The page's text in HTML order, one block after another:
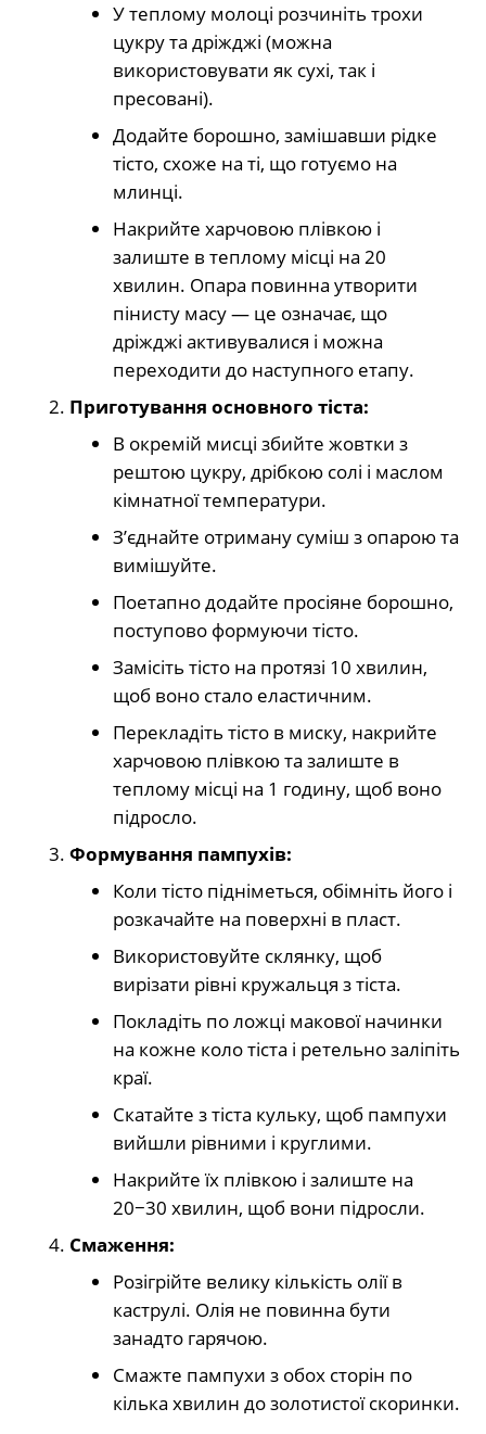
У теплому молоці розчиніть трохи
цукру та дріжджі (можна
використовувати як сухі, так і
пресовані).
Додайте борошно, замішавши рідке
тісто, схоже на ті, що готуємо на
млинці.
Накрийте харчовою плівкою і
залиште в теплому місці на 20
хвилин. Опара повинна утворити
пінисту масу — це означає, що
дріжджі активувалися і можна
переходити до наступного етапу.
Приготування основного тіста:
В окремій мисці збийте жовтки з
рештою цукру, дрібкою солі і маслом
кімнатної температури.
З’єднайте отриману суміш з опарою та
вимішуйте.
Поетапно додайте просіяне борошно,
поступово формуючи тісто.
Замісіть тісто на протязі 10 хвилин,
щоб воно стало еластичним.
Перекладіть тісто в миску, накрийте
харчовою плівкою та залиште в
теплому місці на 1 годину, щоб воно
підросло.
Формування пампухів:
Коли тісто підніметься, обімніть його і
розкачайте на поверхні в пласт.
Використовуйте склянку, щоб
вирізати рівні кружальця з тіста.
Покладіть по ложці макової начинки
на кожне коло тіста і ретельно заліпіть
краї.
Скатайте з тіста кульку, щоб пампухи
вийшли рівними і круглими.
Накрийте їх плівкою і залиште на
20−30 хвилин, щоб вони підросли.
Смаження:
Розігрійте велику кількість олії в
каструлі. Олія не повинна бути
занадто гарячою.
Смажте пампухи з обох сторін по
кілька хвилин до золотистої скоринки.